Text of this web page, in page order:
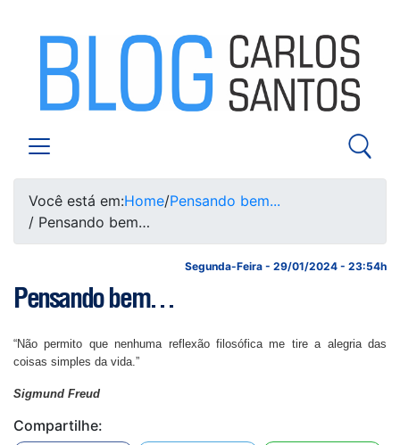
Você está em:Home/Pensando bem...
/ Pensando bem…
Segunda-Feira - 29/01/2024 - 23:54h
Pensando bem…
“Não permito que nenhuma reflexão filosófica me tire a alegria das
coisas simples da vida.”
Sigmund Freud
Compartilhe: